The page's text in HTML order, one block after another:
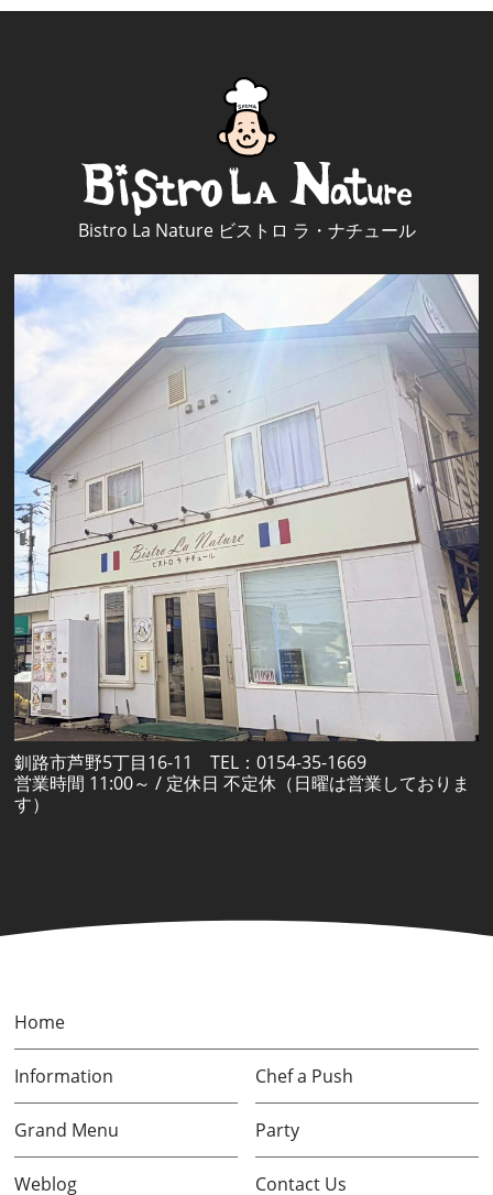
Bistro La Nature ビストロ ラ・ナチュール
釧路市芦野5丁目16-11 TEL：0154-35-1669
営業時間 11:00～ / 定休日 不定休（日曜は営業しておりま
す）
Home
Information Chef a Push
Grand Menu Party
Weblog Contact Us